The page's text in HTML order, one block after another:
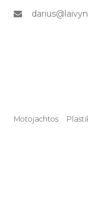
Motojachtos